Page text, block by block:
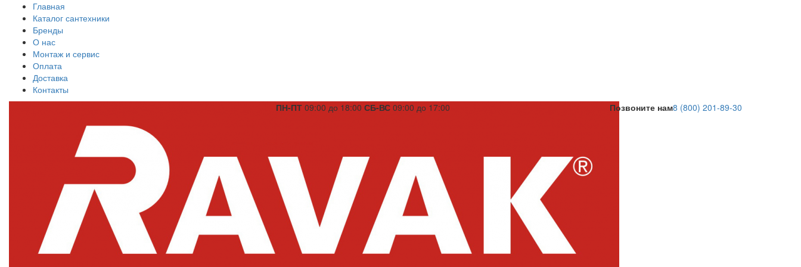
Главная
Каталог сантехники
Бренды
О нас
Монтаж и сервис
Оплата
Доставка
Контакты
ПН-ПТ 09:00 до 18:00 СБ-ВС 09:00 до 17:00 Позвоните нам8 (800) 201-89-30